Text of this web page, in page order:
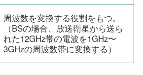
周波数を変換する役割をもつ。
（BSの場合、放送衛星から送ら
れた12GHz帯の電波を1GHz〜
3GHzの周波数帯に変換する）